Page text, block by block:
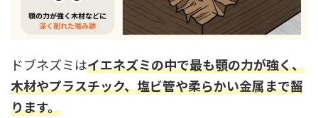
ドブネズミはイエネズミの中で最も顎の力が強く、
木材やプラスチック、塩ビ管や柔らかい金属まで齧
ります。